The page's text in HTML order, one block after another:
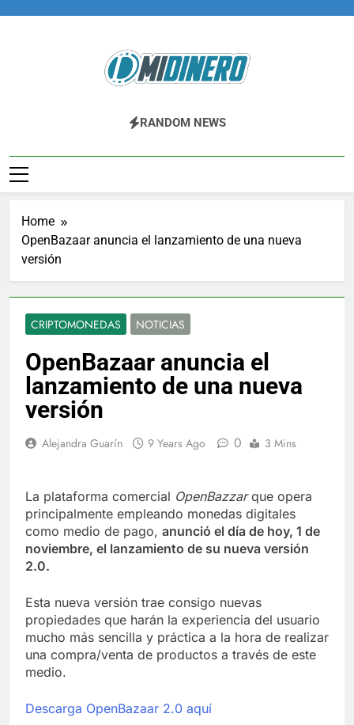
Midinero.co
Fintech, Criptomonedas
RANDOM NEWS
Home
OpenBazaar anuncia el lanzamiento de una nueva
versión
CRIPTOMONEDAS NOTICIAS
OpenBazaar anuncia el
lanzamiento de una nueva
versión
Alejandra Guarín 9 Years Ago 0 3 Mins
La plataforma comercial OpenBazzarque opera
principalmente empleando monedas digitales
como medio de pago, anunció el día de hoy, 1 de
noviembre, el lanzamiento de su nueva versión
2.0.
Esta nueva versión trae consigo nuevas
propiedades que harán la experiencia del usuario
mucho más sencilla y práctica a la hora de realizar
una compra/venta de productos a través de este
medio.
Descarga OpenBazaar 2.0 aquí